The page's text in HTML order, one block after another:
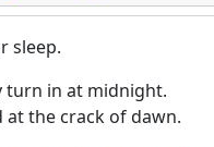
sleep.
turn in at midnight.
at the crack of dawn.